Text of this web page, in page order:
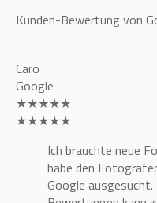
Kunden-Bewertung von
Caro
Google
★★★★★
★★★★★
Ich brauchte neue
habe den
Google